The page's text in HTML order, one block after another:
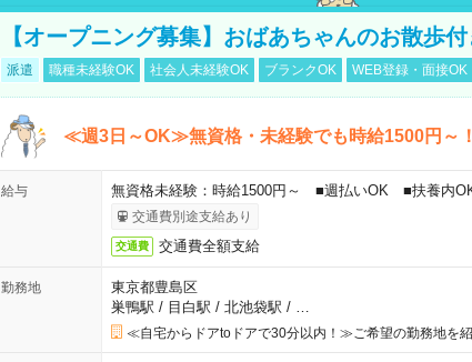
【オープニング募集】おばあちゃんのお散歩
派遣 職種未経験OK 社会人未経験OK ブランクOK WEB登録・面接OK
≪週3日～OK≫無資格・未経験でも時給1500円～
給与 無資格未経験：時給1500円～ ■週払いOK ■扶養内
交通費別途支給あり
交通費 交通費全額支給
勤務地
東京都豊島区
巣鴨駅 / 目白駅 / 北池袋駅 /
≪自宅からドアtoドアで30分以内！≫ご希望の勤務地を紹